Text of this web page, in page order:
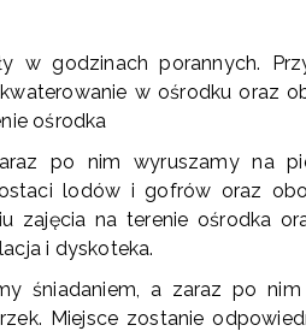
w godzinach porannych.
w ośrodku oraz
ośrodka
po nim wyruszamy na
lodów i gofrów oraz
zajęcia na terenie ośrodka
i dyskoteka.
śniadaniem, a zaraz po
Miejsce zostanie